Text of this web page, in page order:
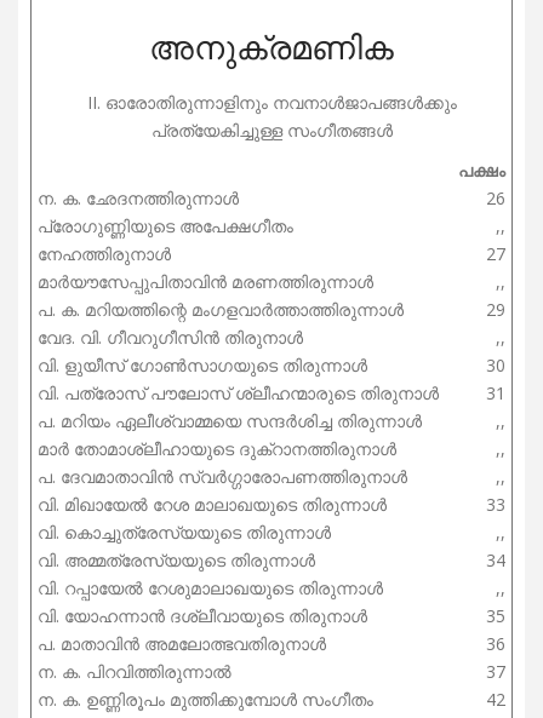
അനുക്രമണിക
II. ഓരോതിരുന്നാളിനും നവനാൾജാപങ്ങൾക്കും
പ്രത്യേകിച്ചുള്ള സംഗീതങ്ങൾ
പക്ഷം
ന. ക. ഛേദനത്തിരുന്നാൾ
26
പ്രോഗുണ്ണിയുടെ അപേക്ഷഗീതം
,,
നേഹത്തിരുനാൾ
27
മാർയൗസേപ്പുപിതാവിൻ മരണത്തിരുന്നാൾ
,,
പ. ക. മറിയത്തിന്റെ മംഗളവാർത്താത്തിരുന്നാൾ
29
വേദ. വി. ഗീവറുഗീസിൻ തിരുനാൾ
,,
വി. ളുയീസ് ഗോൺസാഗയുടെ തിരുന്നാൾ
30
വി. പത്രോസ് പൗലോസ് ശ്ലീഹന്മാരുടെ തിരുനാൾ
31
പ. മറിയം ഏലീശ്വാമ്മയെ സന്ദർശിച്ച തിരുന്നാൾ
,,
മാർ തോമാശ്ലീഹായുടെ ദുക്റാനത്തിരുനാൾ
,,
പ. ദേവമാതാവിൻ സ്വർഗ്ഗാരോപണത്തിരുനാൾ
,,
വി. മിഖായേൽ റേശ മാലാഖയുടെ തിരുന്നാൾ
33
വി. കൊച്ചുത്രേസ്യയുടെ തിരുന്നാൾ
,,
വി. അമ്മത്രേസ്യയുടെ തിരുന്നാൾ
34
വി. റപ്പായേൽ റേശുമാലാഖയുടെ തിരുന്നാൾ
,,
വി. യോഹന്നാൻ ദശ്ലീവായുടെ തിരുനാൾ
35
പ. മാതാവിൻ അമലോത്ഭവതിരുനാൾ
36
ന. ക. പിറവിത്തിരുന്നാൽ
37
ന. ക. ഉണ്ണിരൂപം മുത്തിക്കുമ്പോൾ സംഗീതം
42